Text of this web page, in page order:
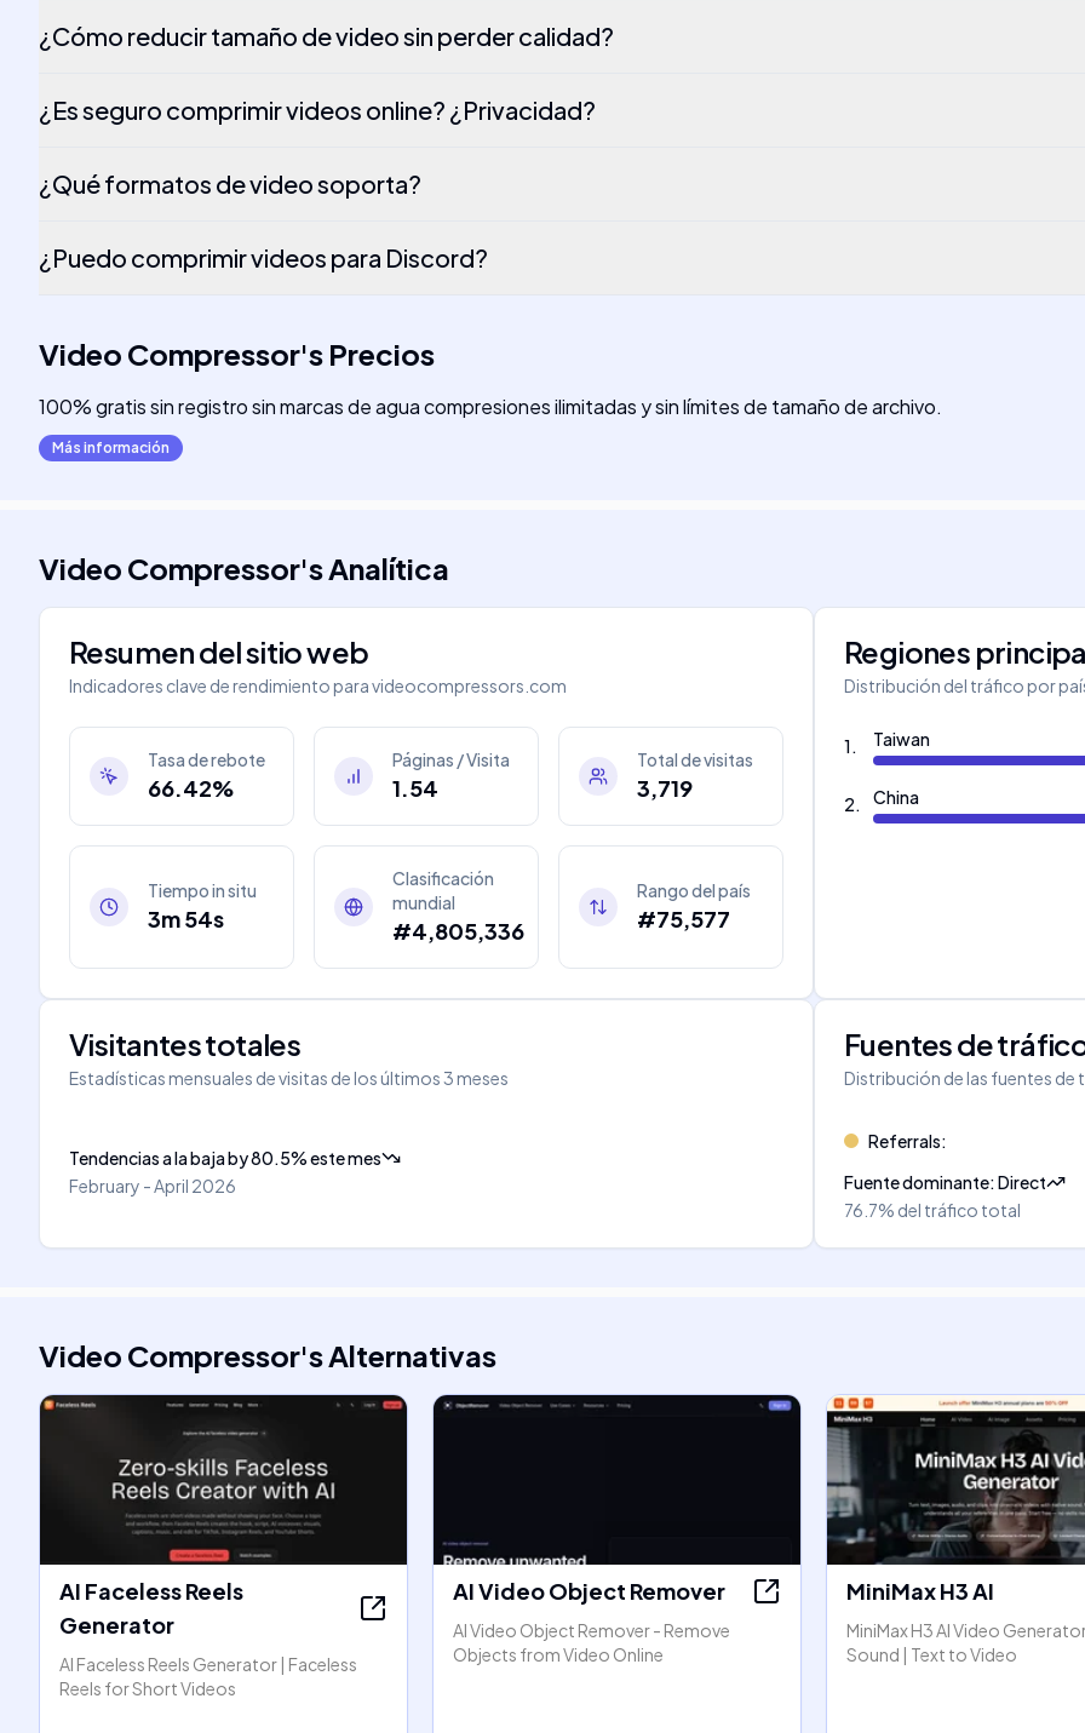
¿Cómo reducir tamaño de video sin perder calidad?
¿Es seguro comprimir videos online? ¿Privacidad?
¿Qué formatos de video soporta?
¿Puedo comprimir videos para Discord?
Video Compressor's Precios
100% gratis sin registro sin marcas de agua compresiones ilimitadas y sin límites de tamaño de archivo.
Más información
Video Compressor'sAnalítica
Resumen del sitio web
Indicadores clave de rendimiento paravideocompressors.com
Tasa de rebote
66.42%
Páginas / Visita
1.54
Total de visitas
3,719
Tiempo in situ
3m 54s
Clasificación
mundial
#4,805,336
Rango del país
#75,577
Regiones
Distribución del tráfico por
1. Taiwan
2. China
Visitantes totales
Estadísticas mensuales de visitas de los últimos 3 meses
Tendencias a la bajaby80.5%este mes
February - April 2026
Fuentes de
Distribución de las fuentes de
Referrals:
Fuente dominante:Direct
76.7% del tráfico total
Video Compressor'sAlternativas
AI Faceless Reels
Generator
AI Faceless Reels Generator | Faceless
Reels for Short Videos
AI Video Object Remover
AI Video Object Remover - Remove
Objects from Video Online
MiniMax H3 AI
MiniMax H3 AI Video
Sound | Text to Video